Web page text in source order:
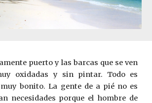
puerto y las barcas que se ven
oxidadas y sin pintar. Todo es
bonito. La gente de a pié no es
necesidades porque el hombre de